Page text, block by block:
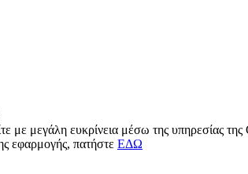
με μεγάλη ευκρίνεια μέσω της
εφαρμογής, πατήστε ΕΔΩ